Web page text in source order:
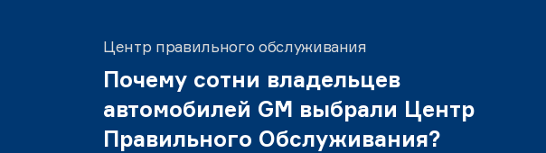
Центр правильного обслуживания
Почему сотни владельцев
автомобилей GM выбрали Центр
Правильного Обслуживания?